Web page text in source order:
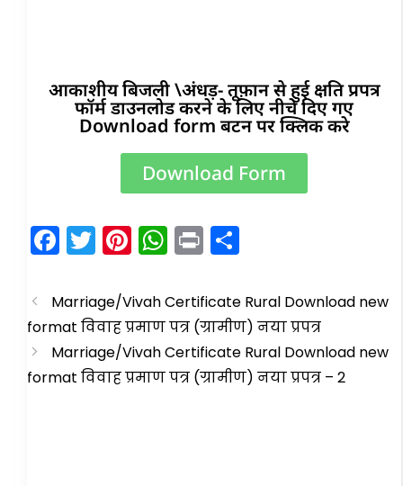
आकाशीय बिजली \अंधड़- तूफ़ान से हुई क्षति प्रपत्र
फॉर्म डाउनलोड करने के लिए नीचे दिए गए
Download form बटन पर क्लिक करे
Download Form
F
a
c
e
b
o
T
w
itt
er
Pi
nt
er
e
st
W
h
a
ts
A
p
Pr
in
t ar
e
Marriage/Vivah Certificate Rural Download new
format विवाह प्रमाण पत्र (ग्रामीण) नया प्रपत्र
Marriage/Vivah Certificate Rural Download new
format विवाह प्रमाण पत्र (ग्रामीण) नया प्रपत्र – 2